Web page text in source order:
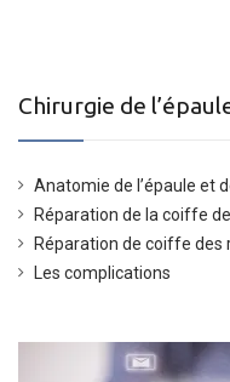
Chirurgie de
Anatomie de l’épaule et
Réparation de la coiffe
Réparation de coiffe des
Les complications